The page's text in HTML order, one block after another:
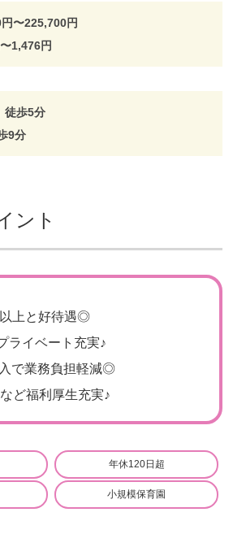
〜225,700円
1,476円
徒歩5分
9分
ント
上と好待遇◎
ライベート充実♪
で業務負担軽減◎
ど福利厚生充実♪
年休120日超
小規模保育園